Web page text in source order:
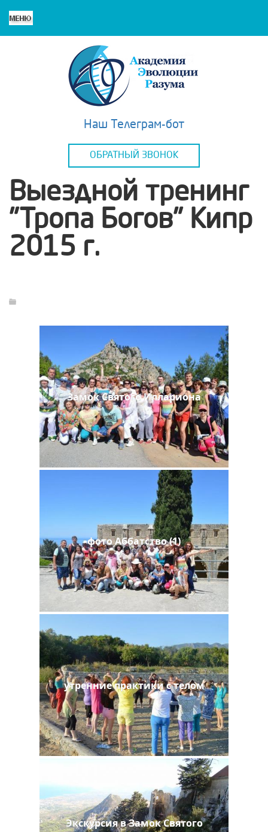
Наш Телеграм-бот
ОБРАТНЫЙ ЗВОНОК
Выездной тренинг
"Тропа Богов" Кипр
2015 г.
Замок Святого Иллариона
фото Аббатство (1)
утренние практики с телом
Экскурсия в Замок Святого